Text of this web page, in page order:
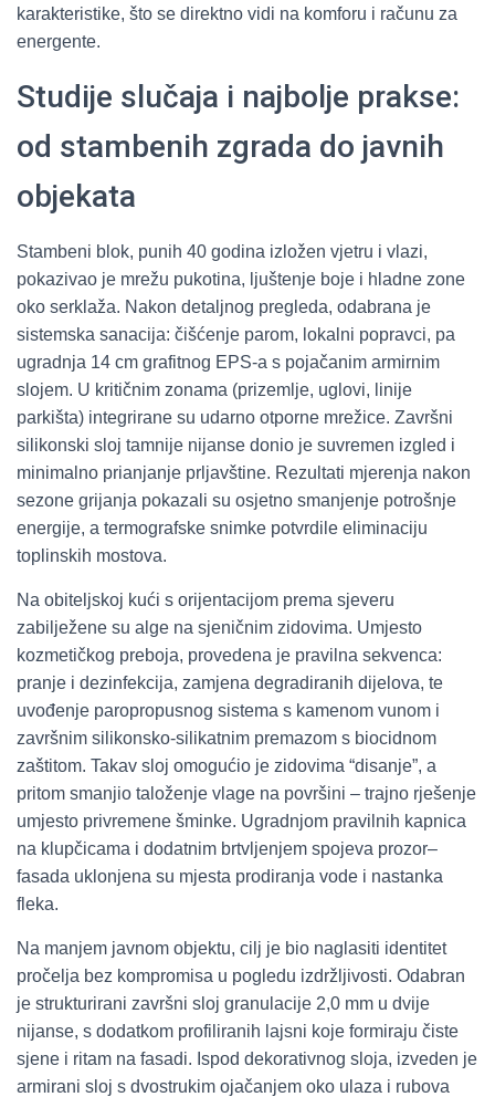
karakteristike, što se direktno vidi na komforu i računu za
energente.
Studije slučaja i najbolje prakse:
od stambenih zgrada do javnih
objekata
Stambeni blok, punih 40 godina izložen vjetru i vlazi,
pokazivao je mrežu pukotina, ljuštenje boje i hladne zone
oko serklaža. Nakon detaljnog pregleda, odabrana je
sistemska sanacija: čišćenje parom, lokalni popravci, pa
ugradnja 14 cm grafitnog EPS-a s pojačanim armirnim
slojem. U kritičnim zonama (prizemlje, uglovi, linije
parkišta) integrirane su udarno otporne mrežice. Završni
silikonski sloj tamnije nijanse donio je suvremen izgled i
minimalno prianjanje prljavštine. Rezultati mjerenja nakon
sezone grijanja pokazali su osjetno smanjenje potrošnje
energije, a termografske snimke potvrdile eliminaciju
toplinskih mostova.
Na obiteljskoj kući s orijentacijom prema sjeveru
zabilježene su alge na sjeničnim zidovima. Umjesto
kozmetičkog preboja, provedena je pravilna sekvenca:
pranje i dezinfekcija, zamjena degradiranih dijelova, te
uvođenje paropropusnog sistema s kamenom vunom i
završnim silikonsko-silikatnim premazom s biocidnom
zaštitom. Takav sloj omogućio je zidovima “disanje”, a
pritom smanjio taloženje vlage na površini – trajno rješenje
umjesto privremene šminke. Ugradnjom pravilnih kapnica
na klupčicama i dodatnim brtvljenjem spojeva prozor–
fasada uklonjena su mjesta prodiranja vode i nastanka
fleka.
Na manjem javnom objektu, cilj je bio naglasiti identitet
pročelja bez kompromisa u pogledu izdržljivosti. Odabran
je strukturirani završni sloj granulacije 2,0 mm u dvije
nijanse, s dodatkom profiliranih lajsni koje formiraju čiste
sjene i ritam na fasadi. Ispod dekorativnog sloja, izveden je
armirani sloj s dvostrukim ojačanjem oko ulaza i rubova